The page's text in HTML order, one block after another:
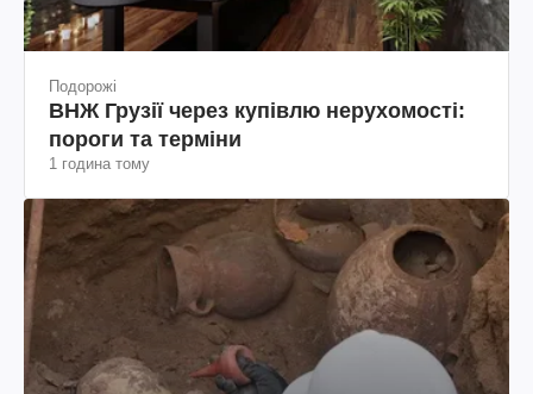
Подорожі
ВНЖ Грузії через купівлю нерухомості:
пороги та терміни
1 година тому